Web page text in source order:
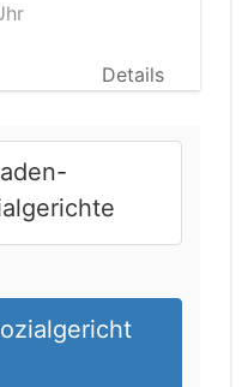
Details